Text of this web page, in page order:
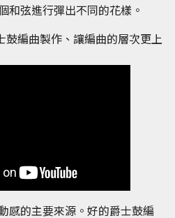
和弦進行彈出不同的花樣。
鼓編曲製作、讓編曲的層次更上
感的主要來源。好的爵士鼓編